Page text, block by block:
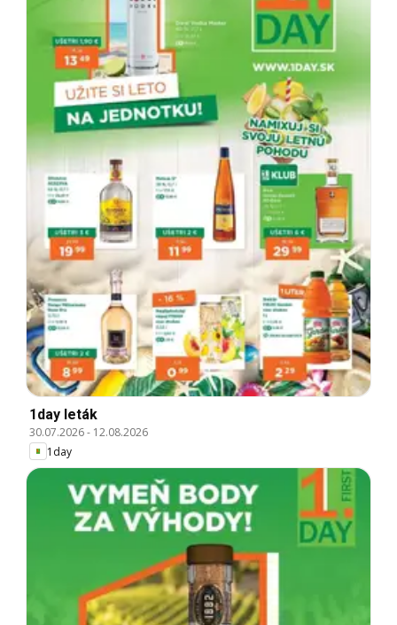
1day leták
30.07.2026- 12.08.2026
1day